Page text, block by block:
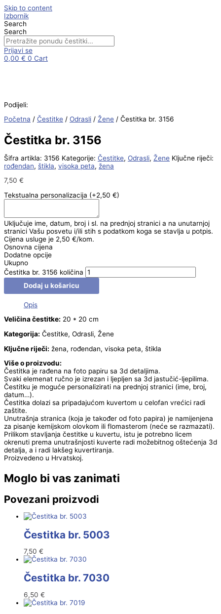
Skip to content
Izbornik
Search
Search
Prijavi se
0,00 € 0 Cart
Podijeli:
Početna / Čestitke / Odrasli / Žene / Čestitka br. 3156
Čestitka br. 3156
Šifra artikla: 3156 Kategorije: Čestitke, Odrasli, Žene Ključne riječi:
rođendan, štikla, visoka peta, žena
7,50 €
Tekstualna personalizacija (+2,50 €)
Uključuje ime, datum, broj i sl. na prednjoj stranici a na unutarnjoj
stranici Vašu posvetu i/ili stih s podatkom koga se stavlja u potpis.
Cijena usluge je 2,50 €/kom.
Osnovna cijena
Dodatne opcije
Ukupno
Čestitka br. 3156 količina
Dodaj u košaricu
Opis
Veličina čestitke: 20 * 20 cm
Kategorija: Čestitke, Odrasli, Žene
Ključne riječi: žena, rođendan, visoka peta, štikla
Više o proizvodu:
Čestitka je rađena na foto papiru sa 3d detaljima.
Svaki elemenat ručno je izrezan i ljepljen sa 3d jastučić-ljepilima.
Čestitku je moguće personalizirati na prednjoj stranici (ime, broj,
datum…).
Čestitka dolazi sa pripadajućom kuvertom u celofan vrećici radi
zaštite.
Unutrašnja stranica (koja je također od foto papira) je namijenjena
za pisanje kemijskom olovkom ili flomasterom (neće se razmazati).
Prilikom stavljanja čestitke u kuvertu, istu je potrebno licem
okrenuti prema unutrašnjosti kuverte radi možebitnog oštećenja 3d
detalja, a i radi lakšeg kuvertiranja.
Proizvedeno u Hrvatskoj.
Moglo bi vas zanimati
Povezani proizvodi
Čestitka br. 5003
7,50 €
Čestitka br. 7030
6,50 €